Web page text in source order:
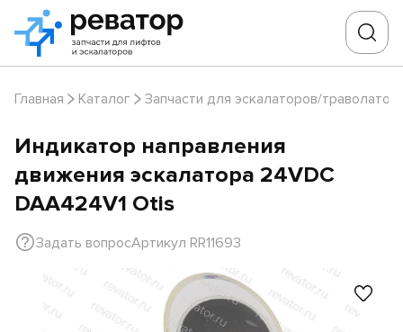
Главная Каталог Запчасти для эскалаторов/
Индикатор направления
движения эскалатора 24VDC
DAA424V1 Otis
Задать вопросАртикул RR11693